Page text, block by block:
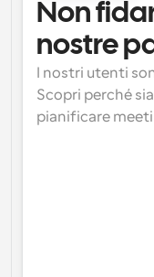
Non
nostre
I nostri utenti
Scopri perché
pianificare